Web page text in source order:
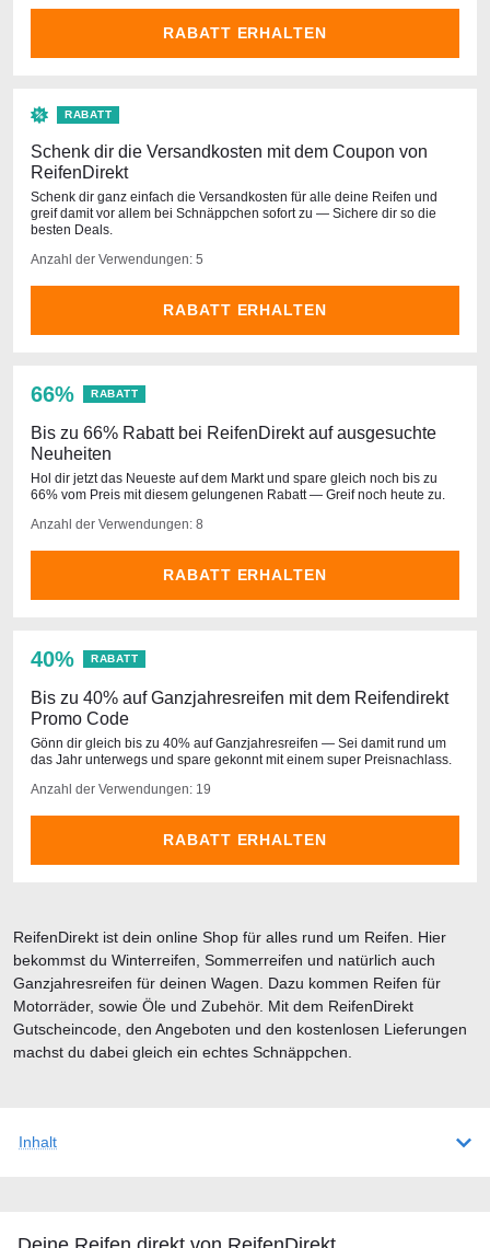
RABATT ERHALTEN
RABATT
Schenk dir die Versandkosten mit dem Coupon von
ReifenDirekt
Schenk dir ganz einfach die Versandkosten für alle deine Reifen und
greif damit vor allem bei Schnäppchen sofort zu — Sichere dir so die
besten Deals.
Anzahl der Verwendungen: 5
RABATT ERHALTEN
66% RABATT
Bis zu 66% Rabatt bei ReifenDirekt auf ausgesuchte
Neuheiten
Hol dir jetzt das Neueste auf dem Markt und spare gleich noch bis zu
66% vom Preis mit diesem gelungenen Rabatt — Greif noch heute zu.
Anzahl der Verwendungen: 8
RABATT ERHALTEN
40% RABATT
Bis zu 40% auf Ganzjahresreifen mit dem Reifendirekt
Promo Code
Gönn dir gleich bis zu 40% auf Ganzjahresreifen — Sei damit rund um
das Jahr unterwegs und spare gekonnt mit einem super Preisnachlass.
Anzahl der Verwendungen: 19
RABATT ERHALTEN
Inhalt
ReifenDirekt ist dein online Shop für alles rund um Reifen. Hier
bekommst du Winterreifen, Sommerreifen und natürlich auch
Ganzjahresreifen für deinen Wagen. Dazu kommen Reifen für
Motorräder, sowie Öle und Zubehör. Mit dem ReifenDirekt
Gutscheincode, den Angeboten und den kostenlosen Lieferungen
machst du dabei gleich ein echtes Schnäppchen.